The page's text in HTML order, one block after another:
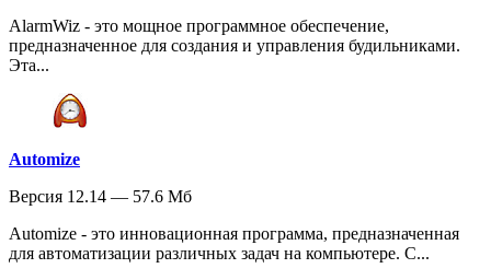
AlarmWiz - это мощное программное обеспечение,
предназначенное для создания и управления будильниками.
Эта...
Automize
Версия 12.14 — 57.6 Мб
Automize - это инновационная программа, предназначенная
для автоматизации различных задач на компьютере. С...